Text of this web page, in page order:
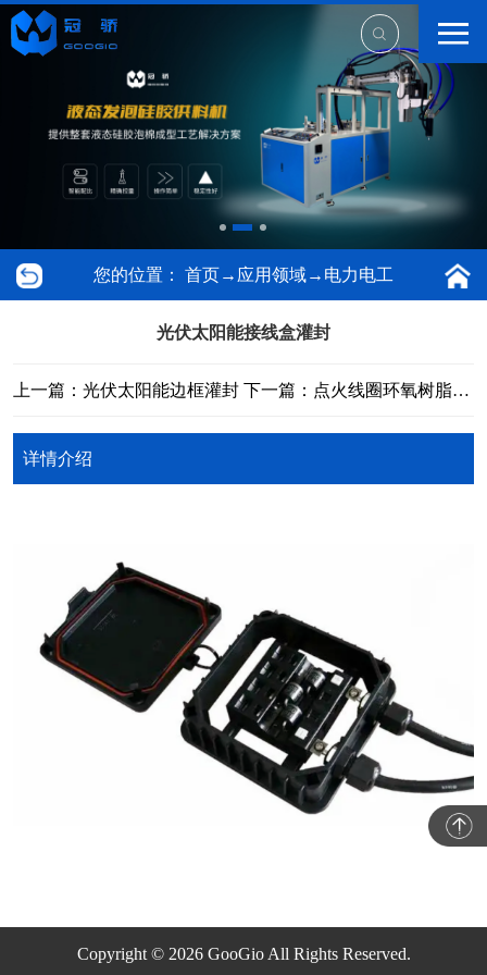
您的位置： 首页→ 应用领域→ 电力电工
光伏太阳能接线盒灌封
上一篇：光伏太阳能边框灌封 下一篇：点火线圈环氧树脂真空灌封
详情介绍
Copyright © 2026 GooGio All Rights Reserved.